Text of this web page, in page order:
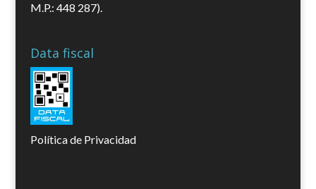
M.P.: 448 287).
Data fiscal
Política de Privacidad